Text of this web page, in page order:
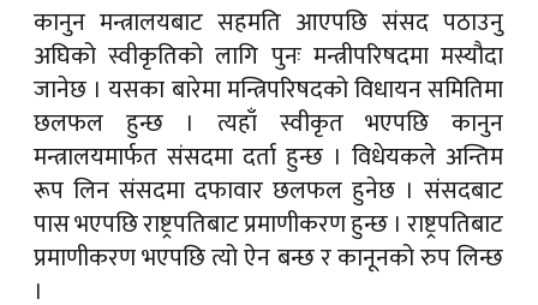
कानुन मन्त्रालयबाट सहमति आएपछि संसद पठाउनु
अघिको स्वीकृतिको लागि पुनः मन्त्रीपरिषदमा मस्यौदा
जानेछ । यसका बारेमा मन्त्रिपरिषदको विधायन समितिमा
छलफल हुन्छ । त्यहाँ स्वीकृत भएपछि कानुन
मन्त्रालयमार्फत संसदमा दर्ता हुन्छ । विधेयकले अन्तिम
रूप लिन संसदमा दफावार छलफल हुनेछ । संसदबाट
पास भएपछि राष्ट्रपतिबाट प्रमाणीकरण हुन्छ । राष्ट्रपतिबाट
प्रमाणीकरण भएपछि त्यो ऐन बन्छ र कानूनको रुप लिन्छ
।